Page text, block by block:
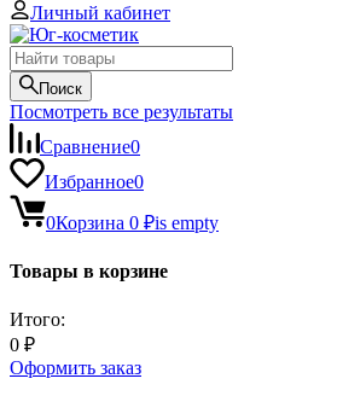
Личный кабинет
Поиск
Посмотреть все результаты
Сравнение0
Избранное0
0Корзина 0 ₽is empty
Товары в корзине
Итого:
0 ₽
Оформить заказ